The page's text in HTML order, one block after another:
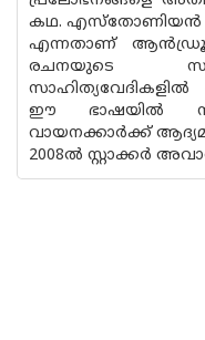
കഥ. എസ്തോണിയൻ
എന്നതാണ്
രചനയുടെ
ഈ ഭാഷയിൽ
വായനക്കാർക്ക്
2008ൽ സ്റ്റാക്കർ